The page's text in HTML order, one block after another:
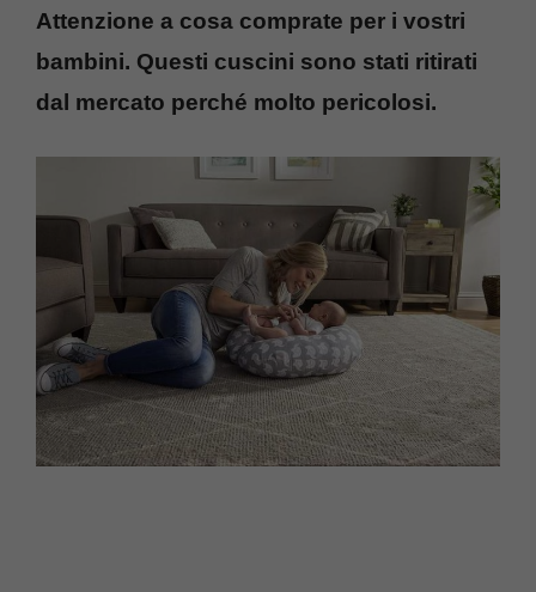
Attenzione a cosa comprate per i vostri
bambini. Questi cuscini sono stati ritirati
dal mercato perché molto pericolosi.